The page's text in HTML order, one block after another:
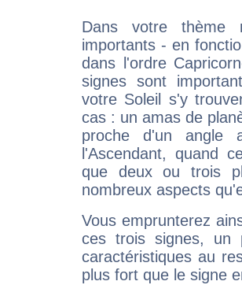
Dans votre thème
importants - en
dans l'ordre
signes sont
votre Soleil s'y
cas : un amas de
proche d'un
l'Ascendant, quand
que deux ou trois
nombreux aspects
Vous emprunterez
ces trois signes, un
caractéristiques au
plus fort que le signe